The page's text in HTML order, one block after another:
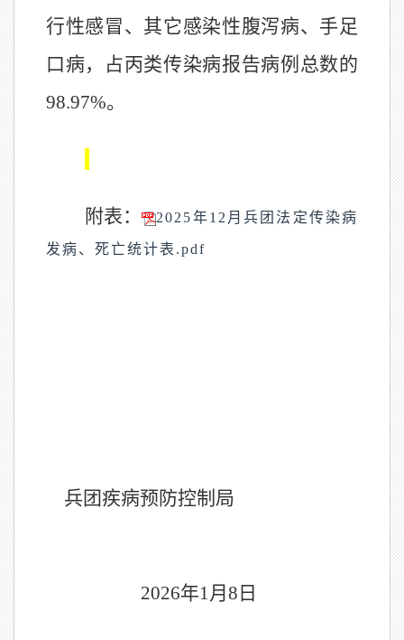
行性感冒、 其它感染性腹泻病、 手足
口病，占丙类传染病报告病例总数的
98.97%。
附表： 2025年12月兵团法定传染病
发病、死亡统计表.pdf
兵团疾病预防控制局
2026年1月 8 日